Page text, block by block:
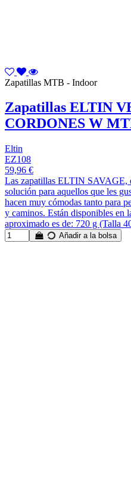
Zapatillas MTB - Indoor
Zapatillas ELTIN
CORDONES W
Eltin
EZ108
59,96 €
Las zapatillas ELTIN SAVAGE,
solución para aquellos que les
hacen muy cómodas tanto para
y caminos. Están disponibles en
aproximado es de: 720 g (Talla
Añadir a la bolsa